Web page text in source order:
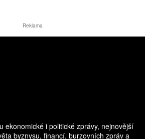
Reklama
ekonomické i politické zprávy, nejnovější
byznysu, financí, burzovních zpráv a